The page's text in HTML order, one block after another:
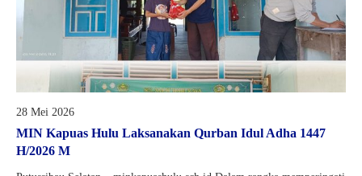
28 Mei 2026
MIN Kapuas Hulu Laksanakan Qurban Idul Adha 1447
H/2026 M